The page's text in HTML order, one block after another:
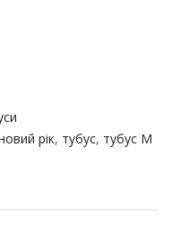
рік, тубус, тубус M